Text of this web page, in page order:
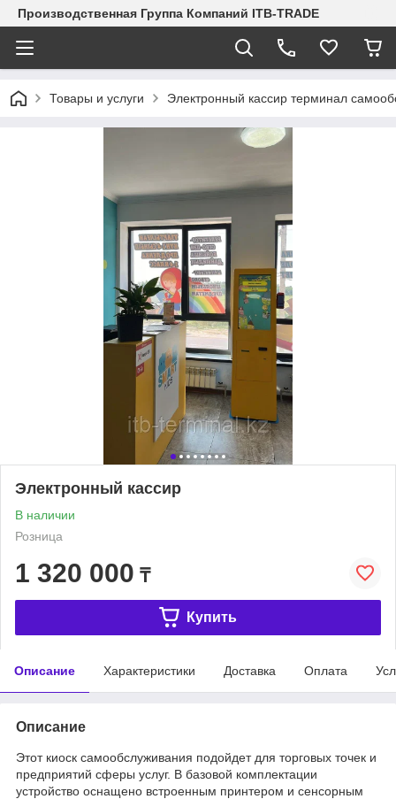
Производственная Группа Компаний ITB-TRADE
Товары и услуги Электронный кассир терминал
Электронный кассир
В наличии
Розница
1 320 000 ₸
Купить
Описание Характеристики Доставка Оплата
Описание
Этот киоск самообслуживания подойдет для торговых точек и
предприятий сферы услуг. В базовой комплектации
устройство оснащено встроенным принтером и сенсорным